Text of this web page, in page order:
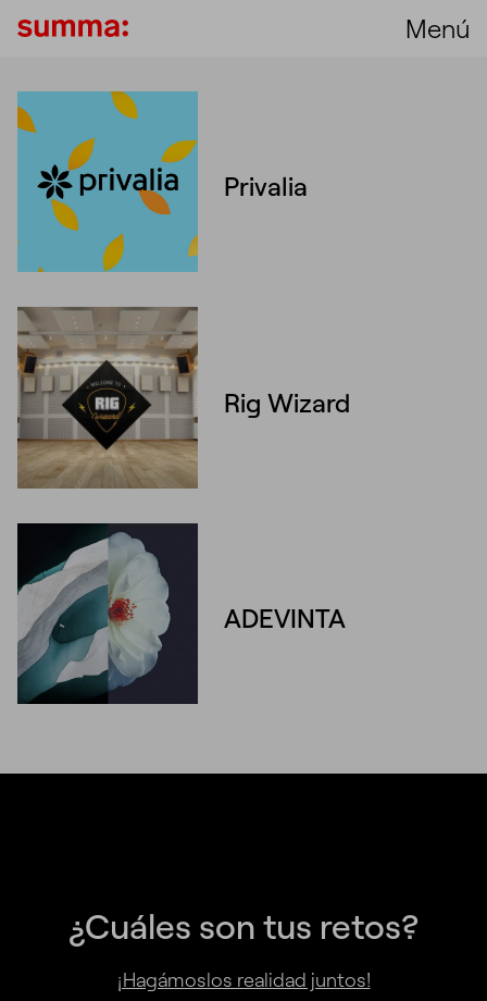
Menú
UnmuteSettings
PIP
Play
Privalia
Rig Wizard
ADEVINTA
¿Cuáles son tus retos?
¡Hagámoslos realidad juntos!